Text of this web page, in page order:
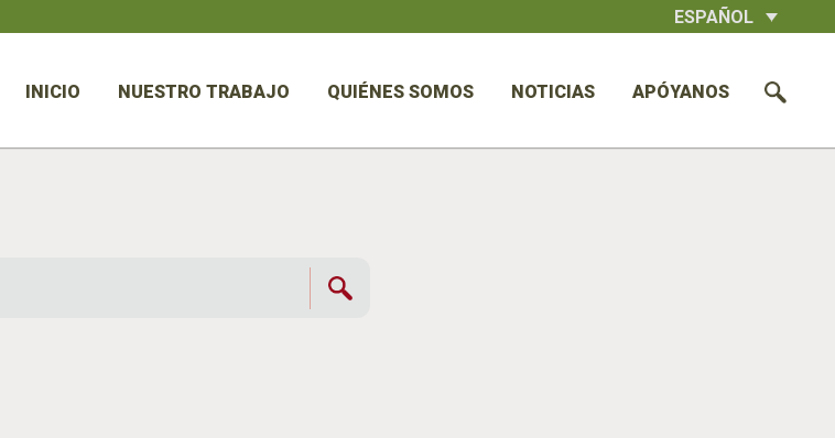
ESPAÑOL
INICIO NUESTRO TRABAJO QUIÉNES SOMOS NOTICIAS APÓYANOS